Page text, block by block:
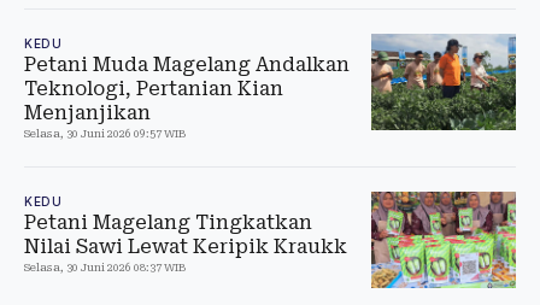
KEDU
Petani Muda Magelang Andalkan
Teknologi, Pertanian Kian
Menjanjikan
Selasa, 30 Juni 2026 09:57 WIB
KEDU
Petani Magelang Tingkatkan
Nilai Sawi Lewat Keripik Kraukk
Selasa, 30 Juni 2026 08:37 WIB